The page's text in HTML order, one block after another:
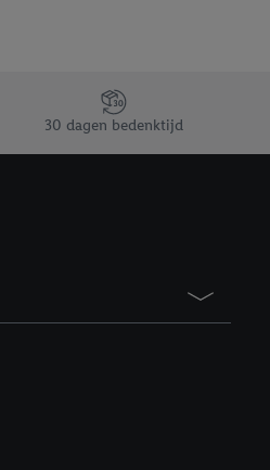
30 dagen bedenktijd